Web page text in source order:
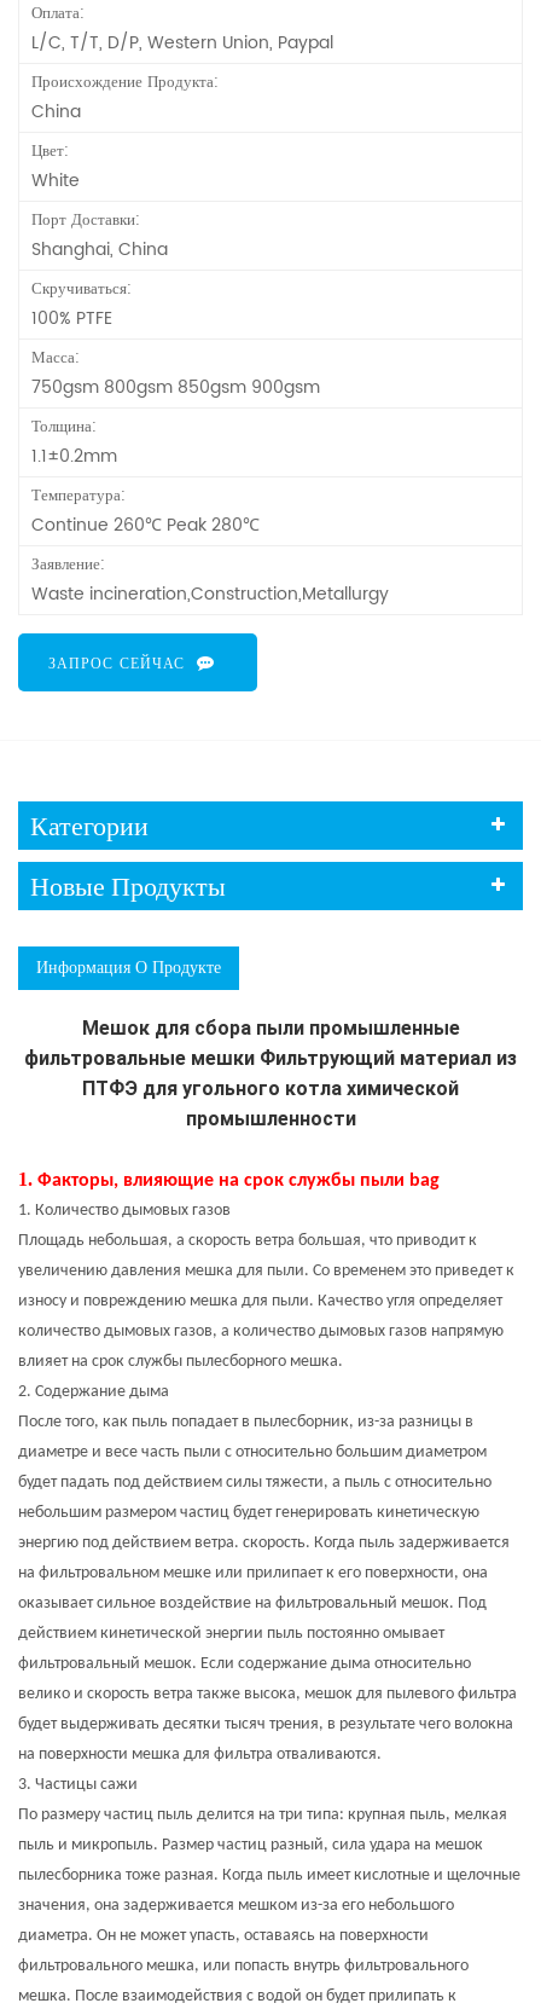
Оплата:
L/C, T/T, D/P, Western Union, Paypal
Происхождение Продукта:
China
Цвет:
White
Порт Доставки:
Shanghai, China
Скручиваться:
100% PTFE
Масса:
750gsm 800gsm 850gsm 900gsm
Толщина:
1.1±0.2mm
Температура:
Continue 260℃ Peak 280℃
Заявление:
Waste incineration,Construction,Metallurgy
ЗАПРОС СЕЙЧАС
Категории
Новые Продукты
Информация О Продукте
Мешок для сбора пыли промышленные
фильтровальные мешки Фильтрующий материал из
ПТФЭ для угольного котла химической
промышленности
1. Факторы, влияющие на срок службы пыли bag
1. Количество дымовых газов
Площадь небольшая, а скорость ветра большая, что приводит к
увеличению давления мешка для пыли. Со временем это приведет к
износу и повреждению мешка для пыли. Качество угля определяет
количество дымовых газов, а количество дымовых газов напрямую
влияет на срок службы пылесборного мешка.
2. Содержание дыма
После того, как пыль попадает в пылесборник, из-за разницы в
диаметре и весе часть пыли с относительно большим диаметром
будет падать под действием силы тяжести, а пыль с относительно
небольшим размером частиц будет генерировать кинетическую
энергию под действием ветра. скорость. Когда пыль задерживается
на фильтровальном мешке или прилипает к его поверхности, она
оказывает сильное воздействие на фильтровальный мешок. Под
действием кинетической энергии пыль постоянно омывает
фильтровальный мешок. Если содержание дыма относительно
велико и скорость ветра также высока, мешок для пылевого фильтра
будет выдерживать десятки тысяч трения, в результате чего волокна
на поверхности мешка для фильтра отваливаются.
3. Частицы сажи
По размеру частиц пыль делится на три типа: крупная пыль, мелкая
пыль и микропыль. Размер частиц разный, сила удара на мешок
пылесборника тоже разная. Когда пыль имеет кислотные и щелочные
значения, она задерживается мешком из-за его небольшого
диаметра. Он не может упасть, оставаясь на поверхности
фильтровального мешка, или попасть внутрь фильтровального
мешка. После взаимодействия с водой он будет прилипать к